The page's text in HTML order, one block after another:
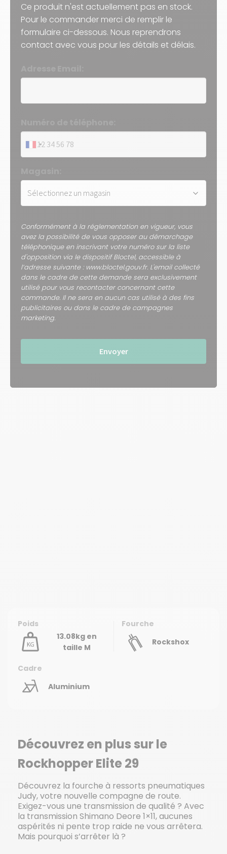
Ce produit n'est actuellement pas en stock.
Pour le commander merci de remplir le
formulaire ci-dessous. Nous reprendrons
contact avec vous pour les détails et délais.
Conformément à la réglementation en vigueur, vous
avez la possibilité de vous opposer au démarchage
téléphonique en inscrivant votre numéro sur la liste
d'opposition via le dispositif Bloctel, accessible à
l’adresse suivante : www.bloctel.gouv.fr. L'email collecté
dans le cadre de cette demande sera exclusivement
utilisé pour vous recontacter concernant cette
commande. Il ne sera en aucun cas utilisé à des fins
publicitaires ou dans le cadre de campagnes
marketing.
Envoyer
Poids
13.08kg en
taille M
Fourche
Rockshox
Cadre
Aluminium
Découvrez en plus sur le
Rockhopper Elite 29
Découvrez la fourche à ressorts pneumatiques
Judy, votre nouvelle compagne de route.
Exigez-vous une transmission de qualité ? Avec
la transmission Shimano Deore 1×11, aucunes
aspérités ni pente trop raide ne vous arrêtera.
Mais pourquoi s’arrêter là ?